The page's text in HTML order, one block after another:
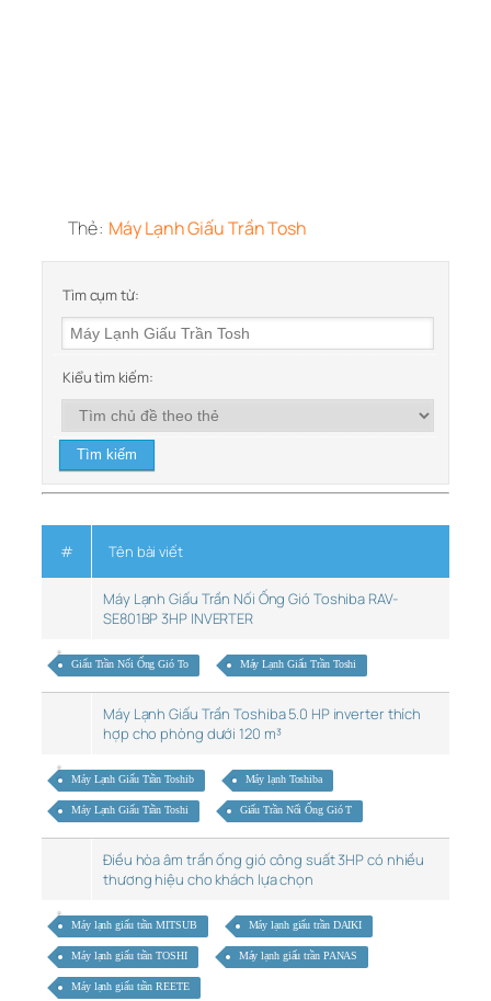
Thẻ: Máy Lạnh Giấu Trần Tosh
Tìm cụm từ:
Kiểu tìm kiếm:
# Tên bài viết
Máy Lạnh Giấu Trần Nối Ống Gió Toshiba RAV-
SE801BP 3HP INVERTER
Giấu Trần Nối Ống Gió To Máy Lạnh Giấu Trần Toshi
Máy Lạnh Giấu Trần Toshiba 5.0 HP inverter thích
hợp cho phòng dưới 120 m³
Máy Lạnh Giấu Trần Toshib Máy lạnh Toshiba
Máy Lạnh Giấu Trần Toshi Giấu Trần Nối Ống Gió T
Điều hòa âm trần ống gió công suất 3HP có nhiều
thương hiệu cho khách lựa chọn
Máy lạnh giấu trần MITSUB Máy lạnh giấu trần DAIKI
Máy lạnh giấu trần TOSHI Máy lạnh giấu trần PANAS
Máy lạnh giấu trần REETE